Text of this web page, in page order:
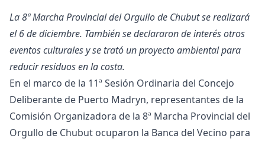
La 8ª Marcha Provincial del Orgullo de Chubut se realizará
el 6 de diciembre. También se declararon de interés otros
eventos culturales y se trató un proyecto ambiental para
reducir residuos en la costa.
En el marco de la 11ª Sesión Ordinaria del Concejo
Deliberante de Puerto Madryn, representantes de la
Comisión Organizadora de la 8ª Marcha Provincial del
Orgullo de Chubut ocuparon la Banca del Vecino para